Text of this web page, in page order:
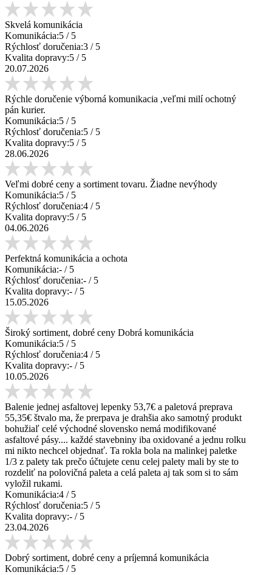
Skvelá komunikácia
Komunikácia:5 / 5
Rýchlosť doručenia:3 / 5
Kvalita dopravy:5 / 5
20.07.2026
Rýchle doručenie výborná komunikacia ,veľmi milí ochotný
pán kurier.
Komunikácia:5 / 5
Rýchlosť doručenia:5 / 5
Kvalita dopravy:5 / 5
28.06.2026
Veľmi dobré ceny a sortiment tovaru. Žiadne nevýhody
Komunikácia:5 / 5
Rýchlosť doručenia:4 / 5
Kvalita dopravy:5 / 5
04.06.2026
Perfektná komunikácia a ochota
Komunikácia:- / 5
Rýchlosť doručenia:- / 5
Kvalita dopravy:- / 5
15.05.2026
Široký sortiment, dobré ceny Dobrá komunikácia
Komunikácia:5 / 5
Rýchlosť doručenia:4 / 5
Kvalita dopravy:- / 5
10.05.2026
Balenie jednej asfaltovej lepenky 53,7€ a paletová preprava
55,35€ štvalo ma, že prerpava je drahšia ako samotný produkt
bohužiaľ celé východné slovensko nemá modifikované
asfaltové pásy.... každé stavebniny iba oxidované a jednu rolku
mi nikto nechcel objednať. Ta rokla bola na malinkej paletke
1/3 z palety tak prečo účtujete cenu celej palety mali by ste to
rozdeliť na polovičná paleta a celá paleta aj tak som si to sám
vyložil rukami.
Komunikácia:4 / 5
Rýchlosť doručenia:5 / 5
Kvalita dopravy:- / 5
23.04.2026
Dobrý sortiment, dobré ceny a príjemná komunikácia
Komunikácia:5 / 5